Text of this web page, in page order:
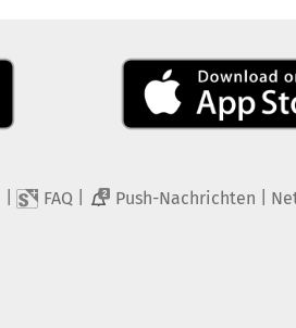
FAQ 2 Push-Nachrichten